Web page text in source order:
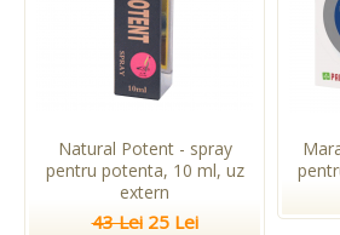
Natural Potent - spray
pentru potenta, 10 ml, uz
extern
43 Lei 25 Lei